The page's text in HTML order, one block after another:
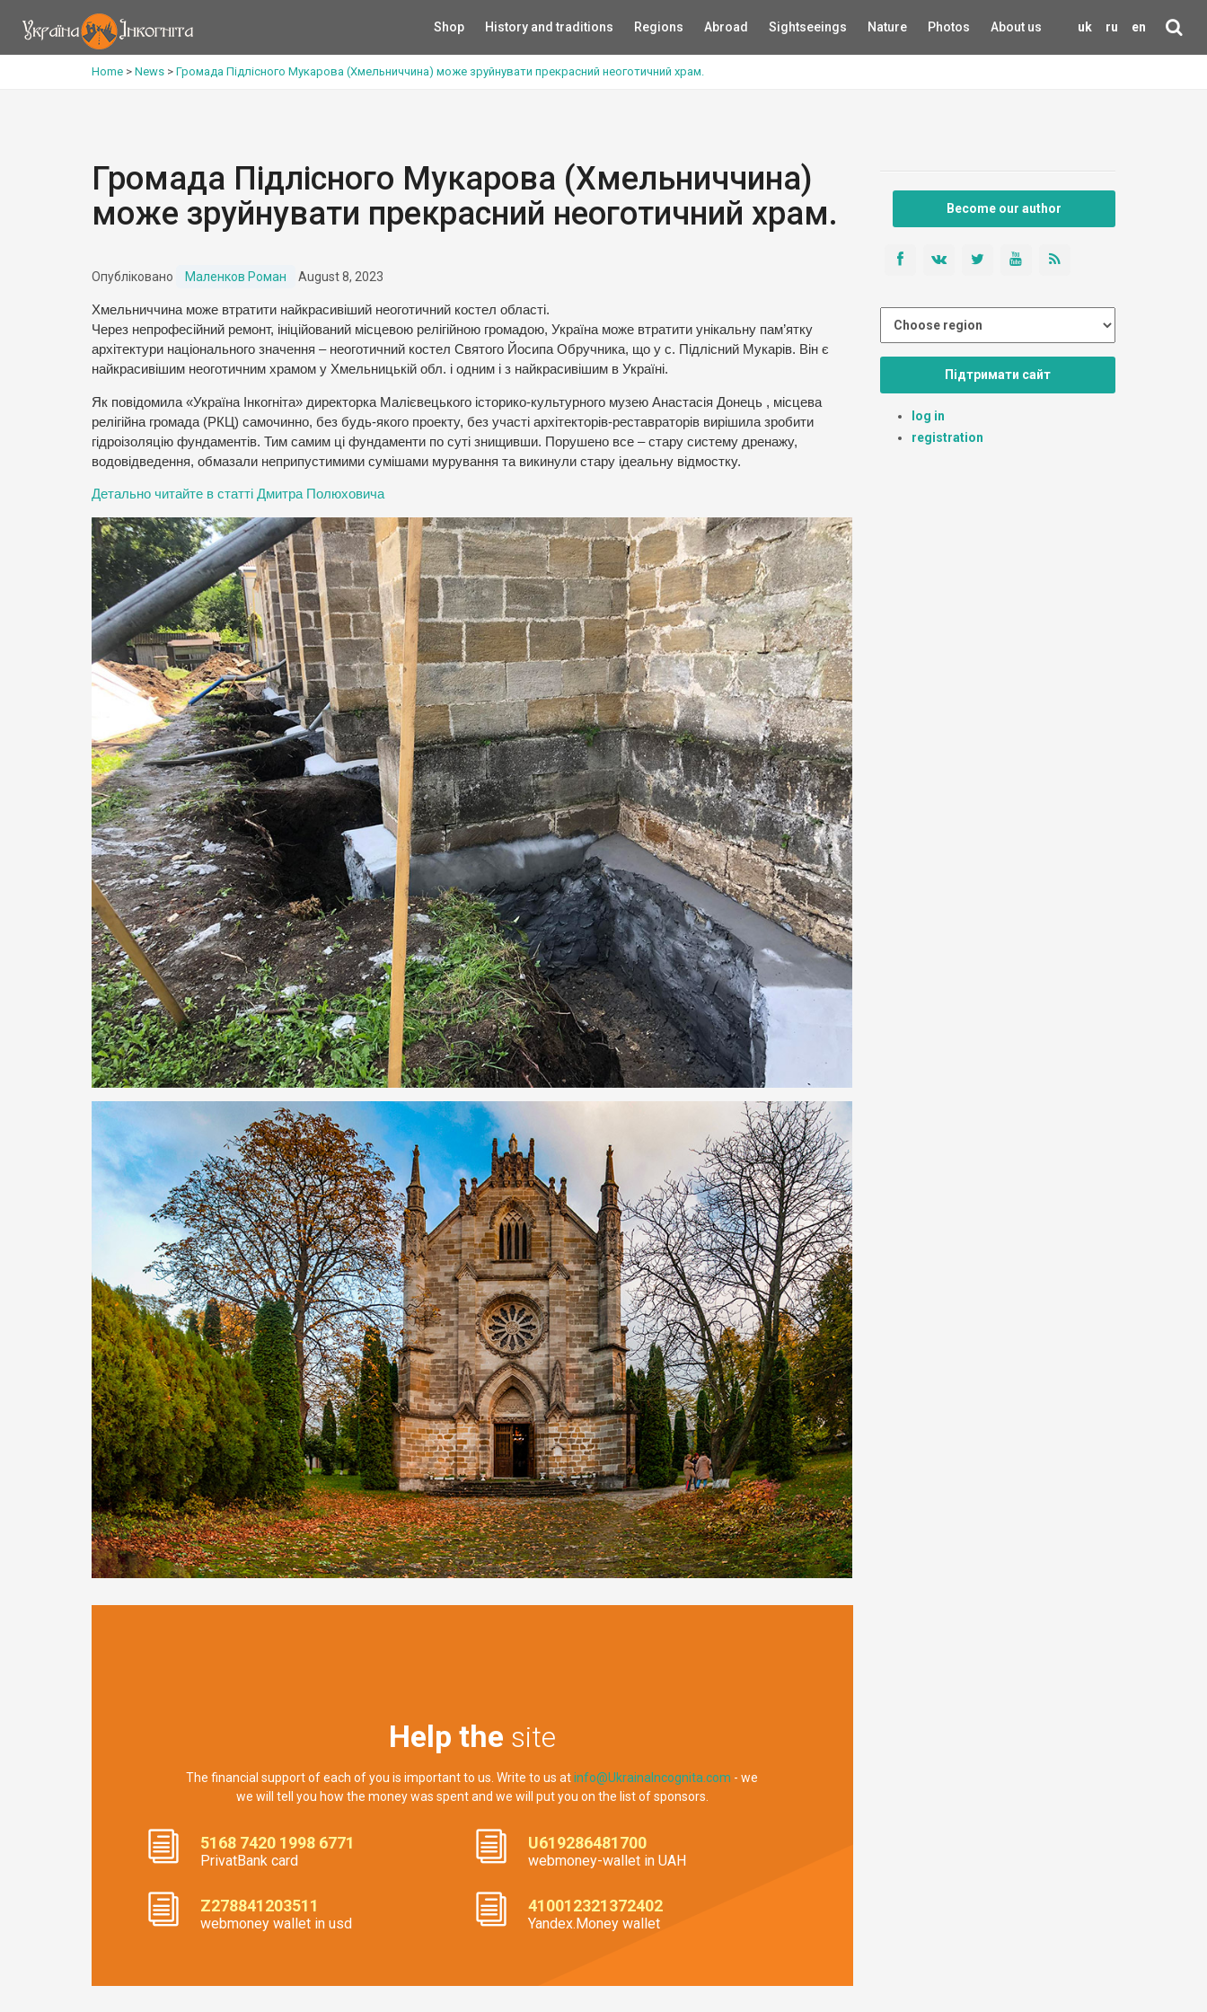
uk ru en
Shop History and traditions Regions Abroad Sightseeings Nature Photos About us
Home > News > Громада Підлісного Мукарова (Хмельниччина) може зруйнувати прекрасний неоготичний храм.
Громада Підлісного Мукарова (Хмельниччина)
може зруйнувати прекрасний неоготичний храм.
Опубліковано Маленков Роман August 8, 2023
Хмельниччина може втратити найкрасивіший неоготичний костел області.
Через непрофесійний ремонт, ініційований місцевою релігійною громадою, Україна може втратити унікальну пам’ятку
архітектури національного значення – неоготичний костел Святого Йосипа Обручника, що у с. Підлісний Мукарів. Він є
найкрасивішим неоготичним храмом у Хмельницькій обл. і одним і з найкрасивішим в Україні.
Як повідомила «Україна Інкогніта» директорка Малієвецького історико-культурного музею Анастасія Донець , місцева
релігійна громада (РКЦ) самочинно, без будь-якого проекту, без участі архітекторів-реставраторів вирішила зробити
гідроізоляцію фундаментів. Тим самим ці фундаменти по суті знищивши. Порушено все – стару систему дренажу,
водовідведення, обмазали неприпустимими сумішами мурування та викинули стару ідеальну відмостку.
Детально читайте в статті Дмитра Полюховича
Help the site
The financial support of each of you is important to us. Write to us atinfo@UkrainaIncognita.com - we
we will tell you how the money was spent and we will put you on the list of sponsors.
5168 7420 1998 6771
PrivatBank card
U619286481700
webmoney-wallet in UAH
Z278841203511
webmoney wallet in usd
410012321372402
Yandex.Money wallet
Become our author
Підтримати сайт
log in
registration